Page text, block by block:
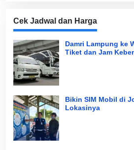
Cek Jadwal dan Harga
Damri Lampung ke
Tiket dan Jam
Bikin SIM Mobil di
Lokasinya